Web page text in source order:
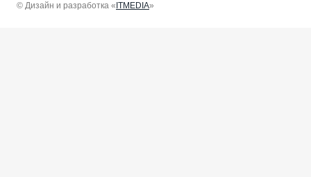
© Дизайн и разработка « ITMEDIA»